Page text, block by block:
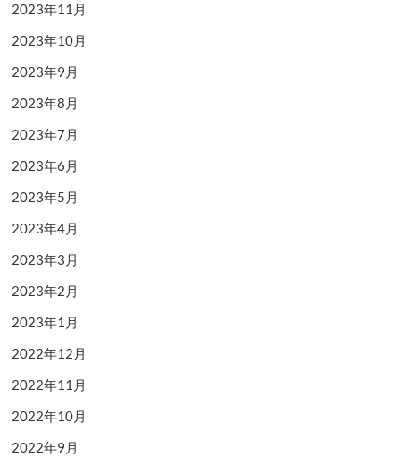
2023年11月
2023年10月
2023年9月
2023年8月
2023年7月
2023年6月
2023年5月
2023年4月
2023年3月
2023年2月
2023年1月
2022年12月
2022年11月
2022年10月
2022年9月